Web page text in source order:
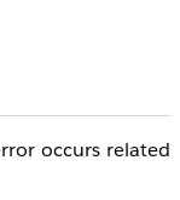
occurs related